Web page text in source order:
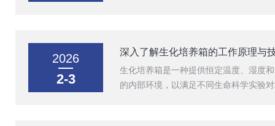
2026
2-3
深入了解生化培养箱的工作原理与
生化培养箱是一种提供恒定温度、湿度
的内部环境，以满足不同生命科学实验